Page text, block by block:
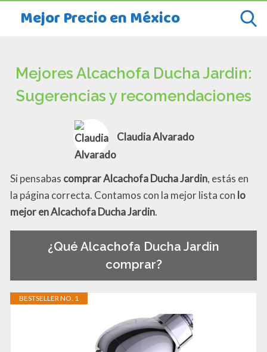
Mejor Precio en México
Mejores Alcachofa Ducha Jardin:
Sugerencias y recomendaciones
Claudia Alvarado
Si pensabas comprar Alcachofa Ducha Jardin, estás en
la página correcta. Contamos con la mejor lista con lo
mejor en Alcachofa Ducha Jardin.
¿Qué Alcachofa Ducha Jardin
comprar?
BESTSELLER NO. 1